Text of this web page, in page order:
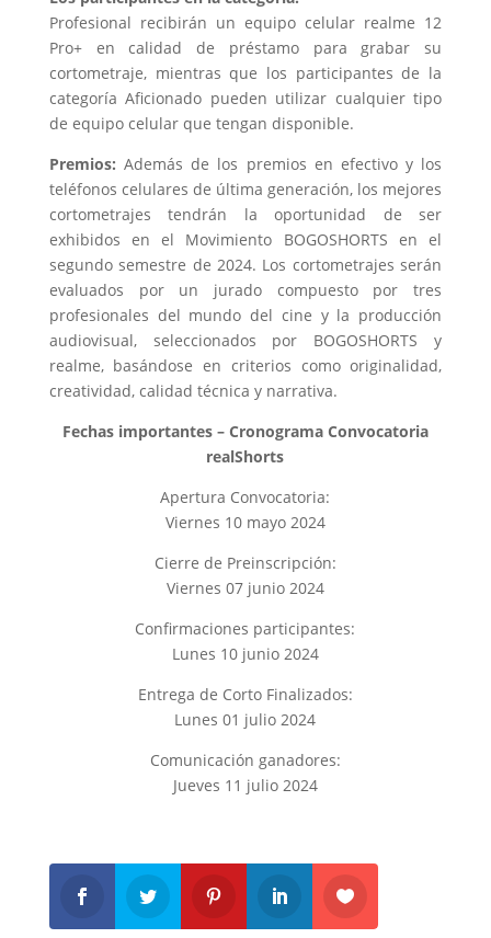
Profesional recibirán un equipo celular realme 12
Pro+ en calidad de préstamo para grabar su
cortometraje, mientras que los participantes de la
categoría Aficionado pueden utilizar cualquier tipo
de equipo celular que tengan disponible.
Premios: Además de los premios en efectivo y los
teléfonos celulares de última generación, los mejores
cortometrajes tendrán la oportunidad de ser
exhibidos en el Movimiento BOGOSHORTS en el
segundo semestre de 2024. Los cortometrajes serán
evaluados por un jurado compuesto por tres
profesionales del mundo del cine y la producción
audiovisual, seleccionados por BOGOSHORTS y
realme, basándose en criterios como originalidad,
creatividad, calidad técnica y narrativa.
Fechas importantes – Cronograma Convocatoria
realShorts
Apertura Convocatoria:
Viernes 10 mayo 2024
Cierre de Preinscripción:
Viernes 07 junio 2024
Confirmaciones participantes:
Lunes 10 junio 2024
Entrega de Corto Finalizados:
Lunes 01 julio 2024
Comunicación ganadores:
Jueves 11 julio 2024